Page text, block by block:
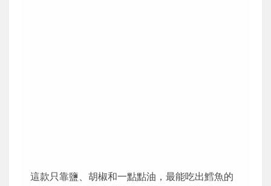
這款只靠鹽、胡椒和一點點油，最能吃出鱈魚的